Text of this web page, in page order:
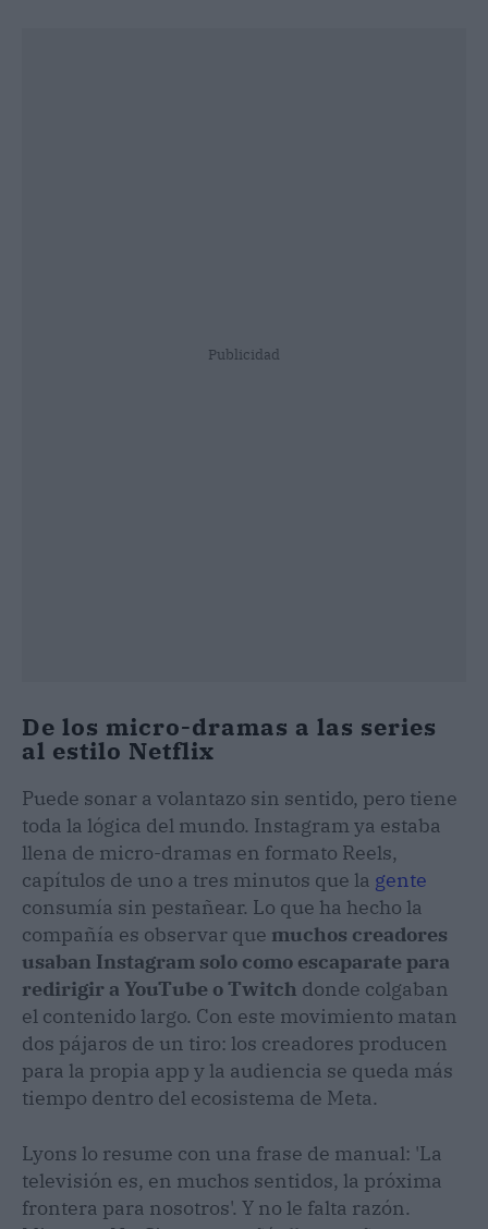
Publicidad
De los micro-dramas a las series
al estilo Netflix
Puede sonar a volantazo sin sentido, pero tiene
toda la lógica del mundo. Instagram ya estaba
llena de micro-dramas en formato Reels,
capítulos de uno a tres minutos que la gente
consumía sin pestañear. Lo que ha hecho la
compañía es observar que muchos creadores
usaban Instagram solo como escaparate para
redirigir a YouTube o Twitch donde colgaban
el contenido largo. Con este movimiento matan
dos pájaros de un tiro: los creadores producen
para la propia app y la audiencia se queda más
tiempo dentro del ecosistema de Meta.
Lyons lo resume con una frase de manual: 'La
televisión es, en muchos sentidos, la próxima
frontera para nosotros'. Y no le falta razón.